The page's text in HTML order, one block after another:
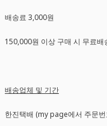
배송료 3,000원
150,000원 이상 구매 시 무료배
배송업체 및 기간
한진택배 (my page에서 주문